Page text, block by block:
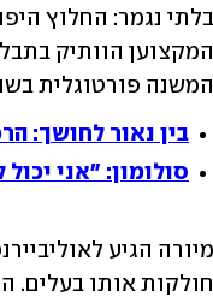
המשנה פורטוגלית
בין נאור לחושך:
סולומון: "אני